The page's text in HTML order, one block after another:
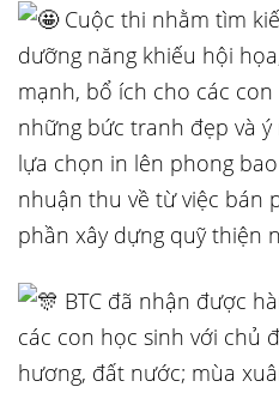
Cuộc thi nhằm tìm
dưỡng năng khiếu hội
mạnh, bổ ích cho các
những bức tranh đẹp và ý
lựa chọn in lên phong bao
nhuận thu về từ việc bán
phần xây dựng quỹ thiện
BTC đã nhận được
các con học sinh với chủ
hương, đất nước; mùa